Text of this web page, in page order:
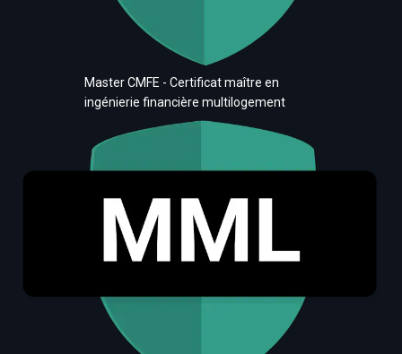
Master CMFE - Certificat maître en
ingénierie financière multilogement